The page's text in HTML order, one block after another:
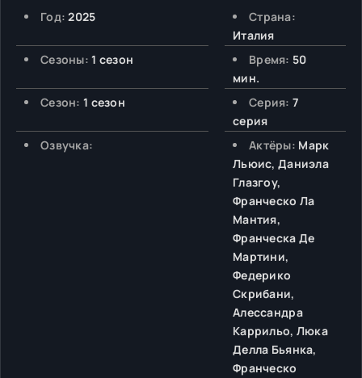
Год: 2025
Страна:
Италия
Сезоны: 1 сезон Время: 50
мин.
Сезон: 1 сезон Серия: 7
серия
Озвучка:
Актёры: Марк
Льюис, Даниэла
Глазгоу,
Франческо Ла
Мантия,
Франческа Де
Мартини,
Федерико
Скрибани,
Алессандра
Каррильо, Люка
Делла Бьянка,
Франческо